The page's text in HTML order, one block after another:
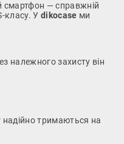
смартфон — справжній
класу. У dikocase ми
належного захисту він
надійно тримаються на